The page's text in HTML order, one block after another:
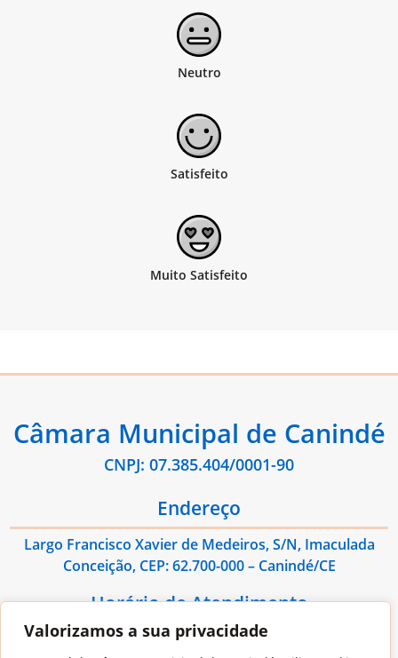
Valorizamos a sua privacidade
Câmara Municipal de Canindé
CNPJ: 07.385.404/0001-90
Endereço
Largo Francisco Xavier de Medeiros, S/N, Imaculada
Conceição, CEP: 62.700-000 – Canindé/CE
Horário de Atendimento
De Segunda à Sexta das 08:00hs às 13:00hs